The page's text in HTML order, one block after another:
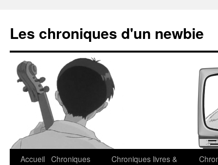
Les chroniques d'un newbie
Accueil Chroniques
Chroniques livres &